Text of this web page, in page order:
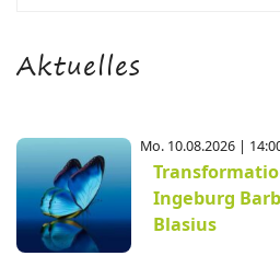
Aktuelles
Mo. 10.08.2026 |
Ingeburg
Blasius